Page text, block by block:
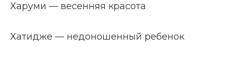
Харуми — весенняя красота
Хатидже — недоношенный ребенок